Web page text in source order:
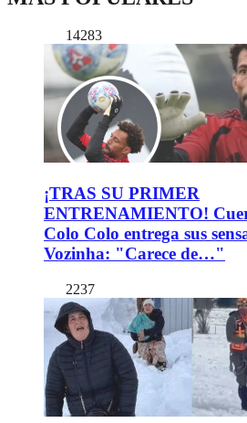
14283
¡TRAS SU PRIMER
ENTRENAMIENTO!
Colo Colo entrega sus
Vozinha: "Carece de…"
2237